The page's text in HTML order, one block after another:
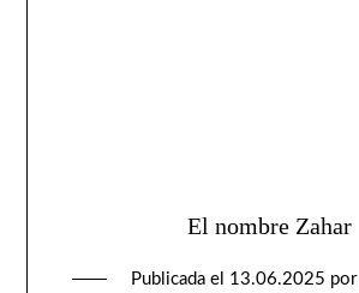
El nombre Zahar
Publicada el 13.06.2025 por